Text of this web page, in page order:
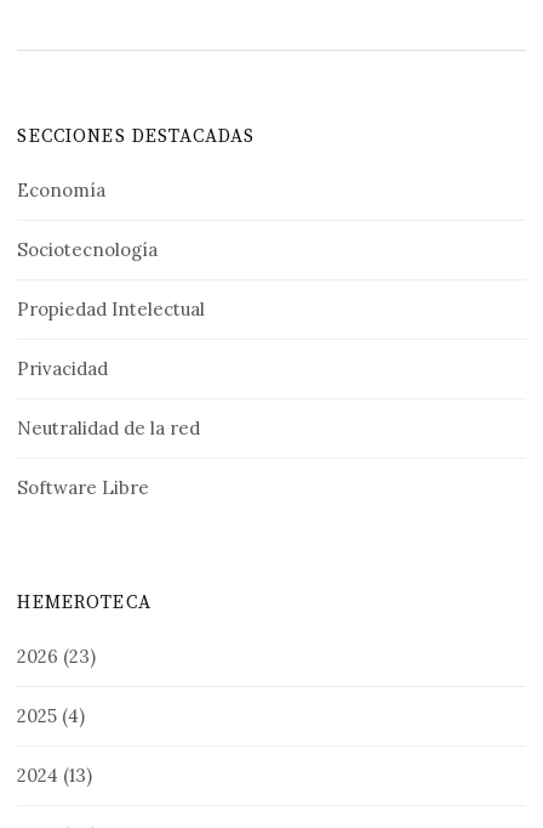
SECCIONES DESTACADAS
Economía
Sociotecnología
Propiedad Intelectual
Privacidad
Neutralidad de la red
Software Libre
HEMEROTECA
2026 (23)
2025 (4)
2024 (13)